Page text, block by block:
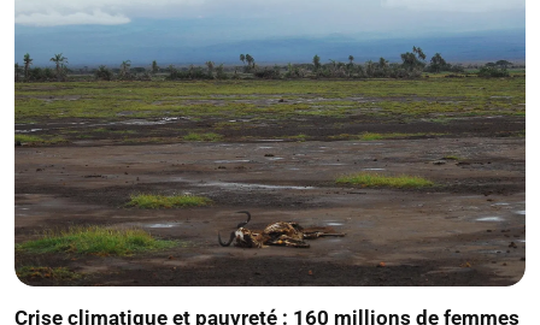
Crise climatique et pauvreté : 160 millions de femmes